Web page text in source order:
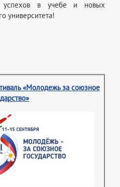
успехов в учебе и новых
университета!
«Молодежь за союзное